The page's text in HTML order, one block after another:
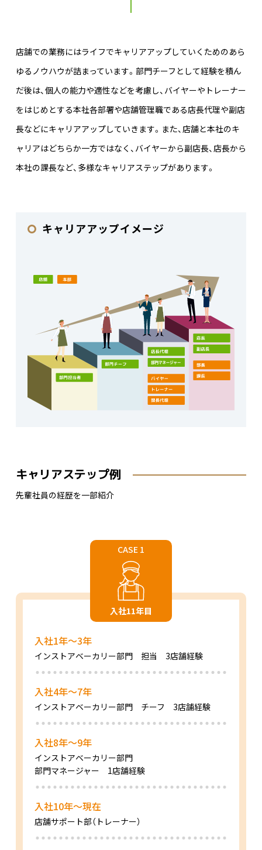
店舗での業務にはライフでキャリアアップしていくためのあら
ゆるノウハウが詰まっています。部門チーフとして経験を積ん
だ後は、個人の能力や適性などを考慮し、バイヤーやトレーナー
をはじめとする本社各部署や店舗管理職である店長代理や副店
長などにキャリアアップしていきます。また、店舗と本社のキ
ャリアはどちらか一方ではなく、バイヤーから副店長、店長から
本社の課長など、多様なキャリアステップがあります。
キャリアアップイメージ
キャリアステップ例
先輩社員の経歴を一部紹介
CASE 1
入社11年目
入社1年～3年
インストアベーカリー部門 担当 3店舗経験
入社4年～7年
インストアベーカリー部門 チーフ 3店舗経験
入社8年～9年
インストアベーカリー部門
部門マネージャー 1店舗経験
入社10年～現在
店舗サポート部（トレーナー）